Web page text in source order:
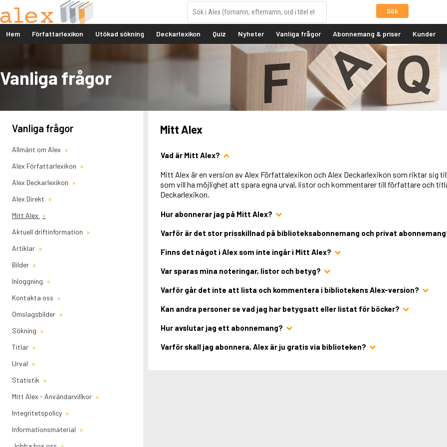
Sök
Hem Författarlexikon Utökad sökning Deckarlexikon Quiz Nyheter Vanliga frågor Abonnemang & priser Kunder
Vanliga frågor
Vanliga frågor
Allmänt om Alex
Alex Författarlexikon
Alex Deckarlexikon
Alex Direkt
Mitt Alex
Aktuell driftinformation
Artiklar
Bilder
Inloggning
Kontakta oss
Omslagsbilder
Sökning
Titlar
Urval
Statistik
Mitt Alex - Användarvillkor
Integritetspolicy
Informationsmaterial
Mitt Alex
Vad är Mitt Alex?
Mitt Alex är en version av Alex Författalexikon och Alex Deckarlexikon som riktar sig
som vill ha möjlighet att spara egna urval, listor och kommentarer till författare och
Deckarlexikon.
Hur abonnerar jag på Mitt Alex?
Varför är det stor prisskillnad på biblioteksabonnemang och privat
Finns det något i Alex som inte ingår i Mitt Alex?
Var sparas mina noteringar, listor och betyg?
Varför går det inte att lista och kommentera i bibliotekens Alex-version?
Kan andra personer se vad jag har betygsatt eller listat för böcker?
Hur avslutar jag ett abonnemang?
Varför skall jag abonnera, Alex är ju gratis via biblioteken?